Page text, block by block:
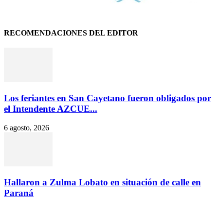
RECOMENDACIONES DEL EDITOR
Los feriantes en San Cayetano fueron obligados por
el Intendente AZCUE...
6 agosto, 2026
Hallaron a Zulma Lobato en situación de calle en
Paraná